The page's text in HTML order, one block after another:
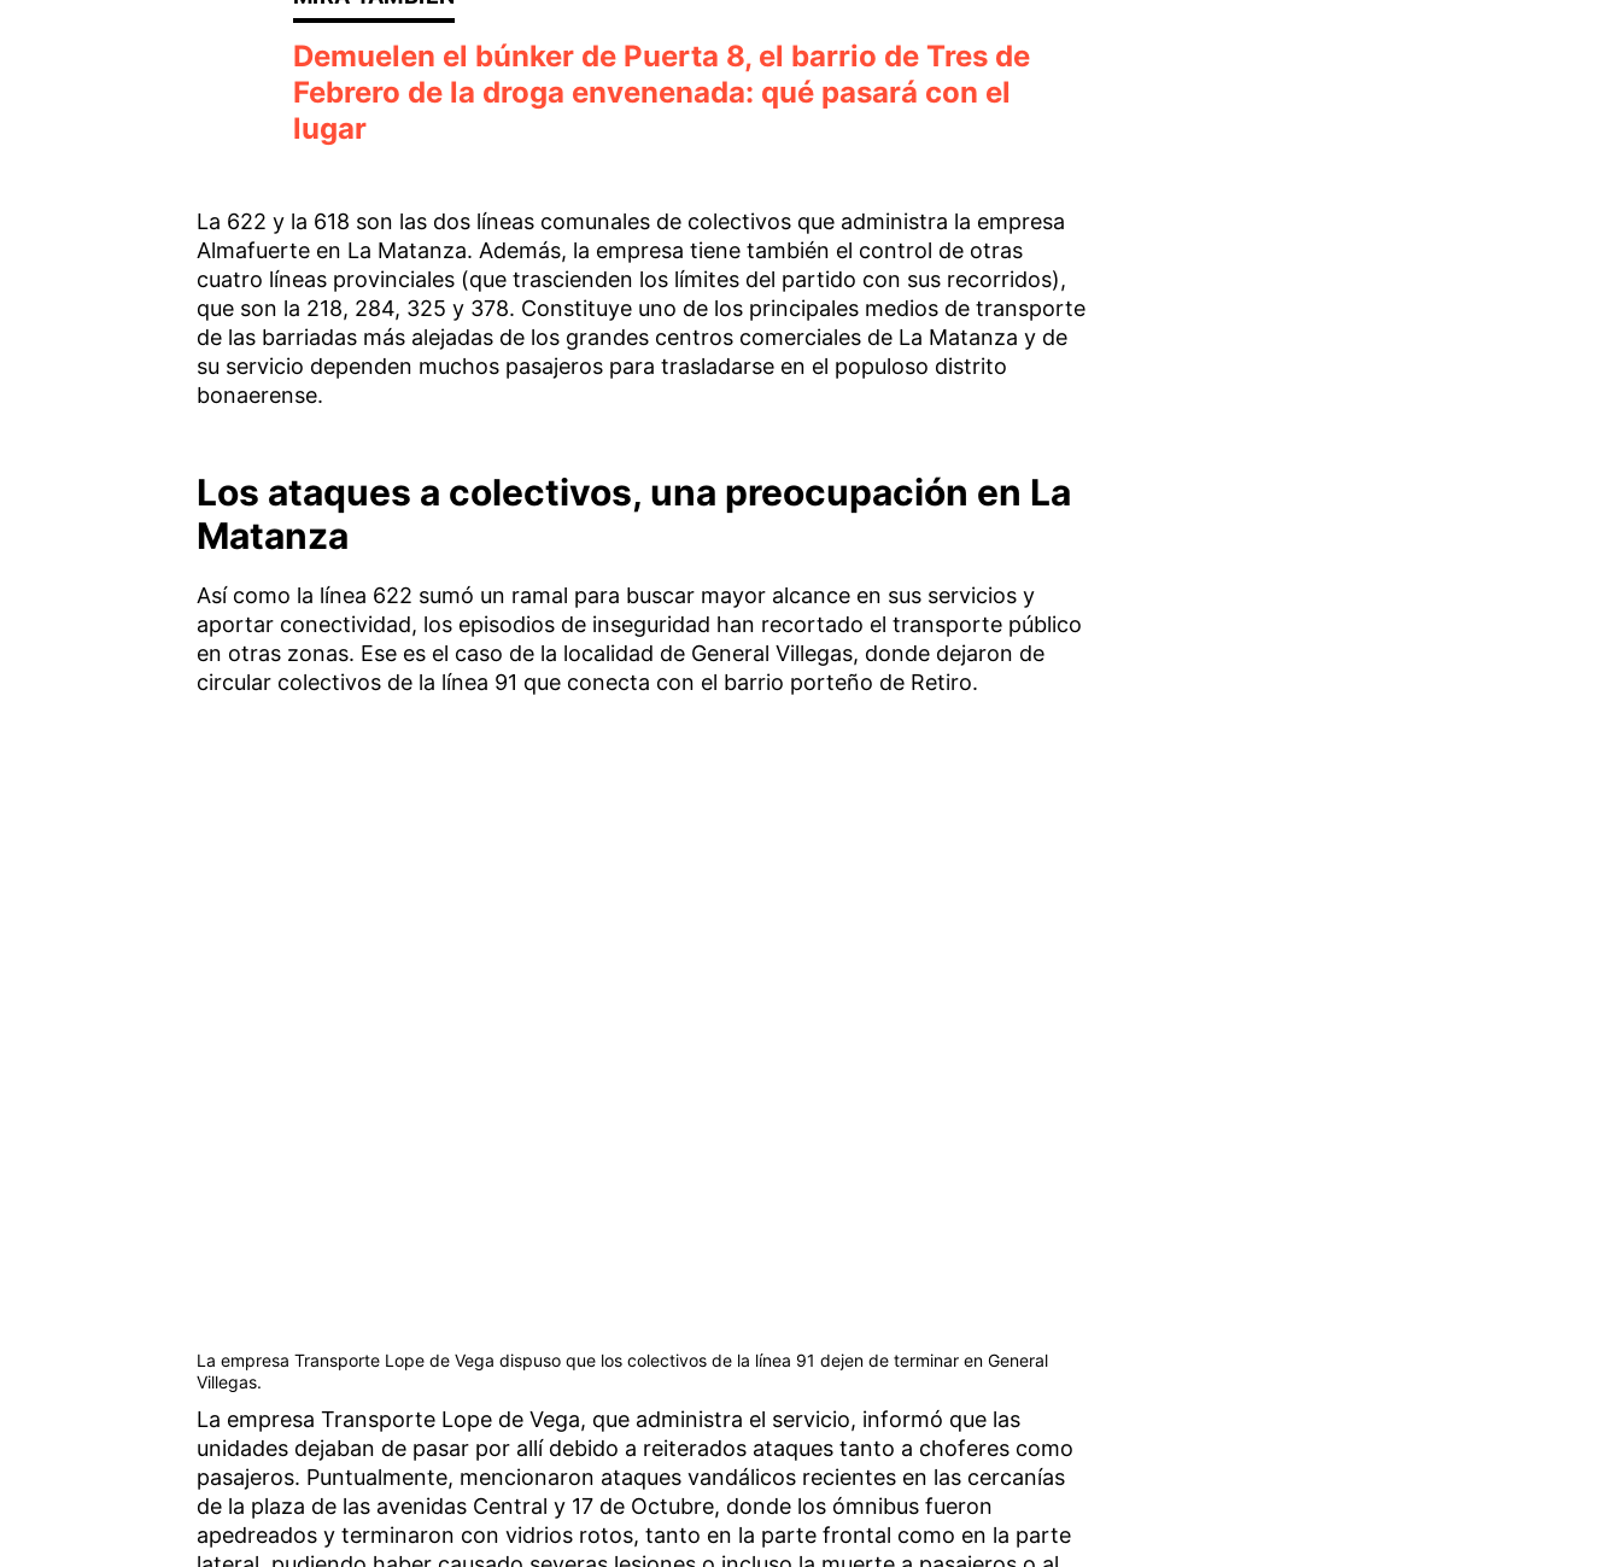
Demuelen el búnker de Puerta 8, el barrio de Tres de
Febrero de la droga envenenada: qué pasará con el
lugar
La 622 y la 618 son las dos líneas comunales de colectivos que administra la empresa
Almafuerte en La Matanza. Además, la empresa tiene también el control de otras
cuatro líneas provinciales (que trascienden los límites del partido con sus recorridos),
que son la 218, 284, 325 y 378. Constituye uno de los principales medios de transporte
de las barriadas más alejadas de los grandes centros comerciales de La Matanza y de
su servicio dependen muchos pasajeros para trasladarse en el populoso distrito
bonaerense.
Los ataques a colectivos, una preocupación en La
Matanza
Así como la línea 622 sumó un ramal para buscar mayor alcance en sus servicios y
aportar conectividad, los episodios de inseguridad han recortado el transporte público
en otras zonas. Ese es el caso de la localidad de General Villegas, donde dejaron de
circular colectivos de la línea 91 que conecta con el barrio porteño de Retiro.
La empresa Transporte Lope de Vega dispuso que los colectivos de la línea 91 dejen de terminar en General
Villegas.
La empresa Transporte Lope de Vega, que administra el servicio, informó que las
unidades dejaban de pasar por allí debido a reiterados ataques tanto a choferes como
pasajeros. Puntualmente, mencionaron ataques vandálicos recientes en las cercanías
de la plaza de las avenidas Central y 17 de Octubre, donde los ómnibus fueron
apedreados y terminaron con vidrios rotos, tanto en la parte frontal como en la parte